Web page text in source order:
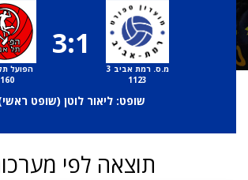
מ.ס. רמת אביב 3
1123
3:1
הפועל
שופט: ליאור לוטן (שופט ראשי
תוצאה לפי